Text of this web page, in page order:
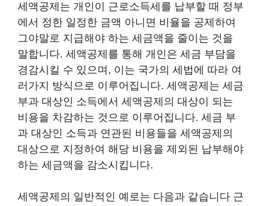
세액공제는 개인이 근로소득세를 납부할 때 정부
에서 정한 일정한 금액 아니면 비율을 공제하여
그야말로 지급해야 하는 세금액을 줄이는 것을
말합니다. 세액공제를 통해 개인은 세금 부담을
경감시킬 수 있으며, 이는 국가의 세법에 따라 여
러가지 방식으로 이루어집니다. 세액공제는 세금
부과 대상인 소득에서 세액공제의 대상이 되는
비용을 차감하는 것으로 이루어집니다. 세금 부
과 대상인 소득과 연관된 비용들을 세액공제의
대상으로 지정하여 해당 비용을 제외된 납부해야
하는 세금액을 감소시킵니다.
세액공제의 일반적인 예로는 다음과 같습니다 근